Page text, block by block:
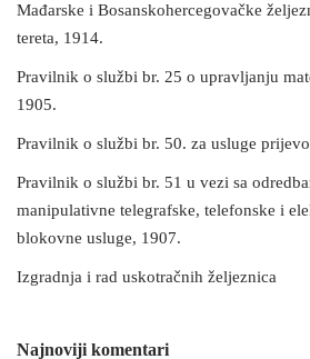
Mađarske i Bosanskohercegovačke
tereta, 1914.
Pravilnik o službi br. 25 o upravljanju
1905.
Pravilnik o službi br. 50. za usluge
Pravilnik o službi br. 51 u vezi sa
manipulativne telegrafske, telefonske i
blokovne usluge, 1907.
Izgradnja i rad uskotračnih željeznica
Najnoviji komentari